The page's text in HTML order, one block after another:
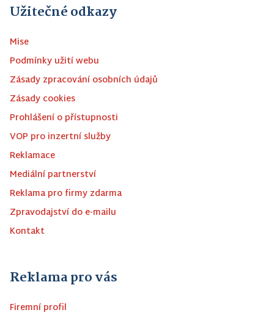
Užitečné odkazy
Mise
Podmínky užití webu
Zásady zpracování osobních údajů
Zásady cookies
Prohlášení o přístupnosti
VOP pro inzertní služby
Reklamace
Mediální partnerství
Reklama pro firmy zdarma
Zpravodajství do e-mailu
Kontakt
Reklama pro vás
Firemní profil